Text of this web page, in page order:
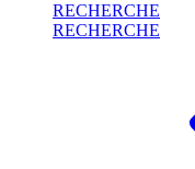
RECHERCHE
RECHERCHE